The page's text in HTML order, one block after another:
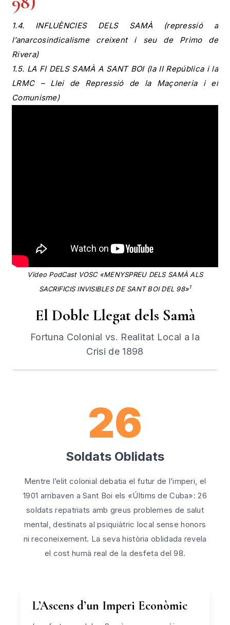
1.4. INFLUÈNCIES DELS SAMÀ (repressió a
l’anarcosindicalisme creixent i seu de Primo de
Rivera)
1.5. LA FI DELS SAMÀ A SANT BOI (la II República i la
LRMC – Llei de Repressió de la Maçoneria i el
Comunisme)
Vïdeo PodCast VOSC «MENYSPREU DELS SAMÀ ALS
SACRIFICIS INVISIBLES DE SANT BOI DEL 98»1
El Doble Llegat dels Samà
Fortuna Colonial vs. Realitat Local a la
Crisi de 1898
26
Soldats Oblidats
Mentre l’elit colonial debatia el futur de l’imperi, el
1901 arribaven a Sant Boi els «Últims de Cuba»: 26
soldats repatriats amb greus problemes de salut
mental, destinats al psiquiàtric local sense honors
ni reconeixement. La seva història oblidada revela
el cost humà real de la desfeta del 98.
L’Ascens d’un Imperi Econòmic